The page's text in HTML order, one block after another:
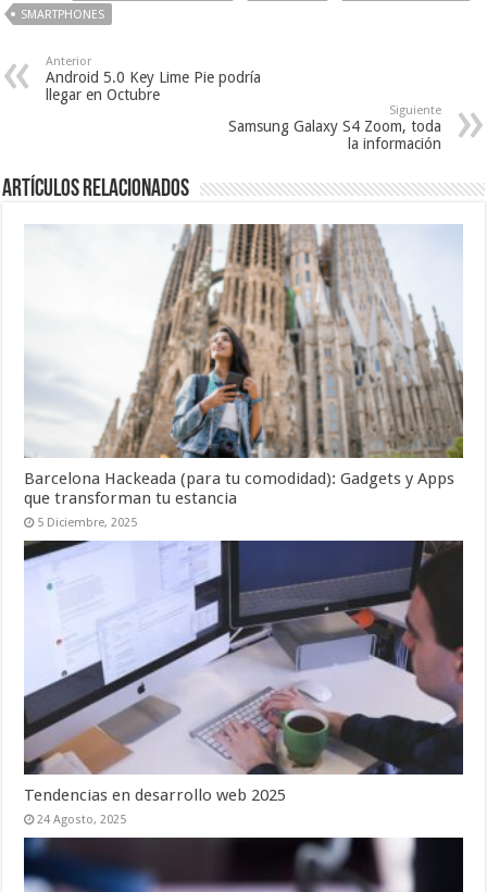
SMARTPHONES
Anterior
Android 5.0 Key Lime Pie podría
llegar en Octubre
Siguiente
Samsung Galaxy S4 Zoom, toda
la información
Artículos relacionados
Barcelona Hackeada (para tu comodidad): Gadgets y Apps
que transforman tu estancia
5 Diciembre, 2025
Tendencias en desarrollo web 2025
24 Agosto, 2025